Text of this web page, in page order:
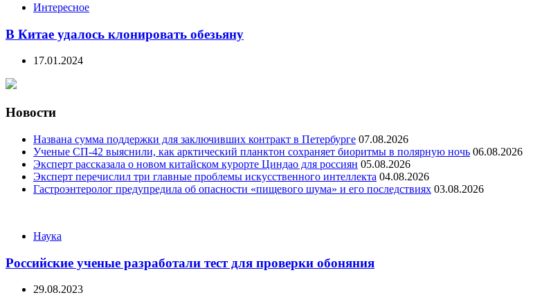
Интересное
В Китае удалось клонировать обезьяну
17.01.2024
Новости
Названа сумма поддержки для заключивших контракт в Петербурге 07.08.2026
Ученые СП-42 выяснили, как арктический планктон сохраняет биоритмы в полярную ночь 06.08.2026
Эксперт рассказала о новом китайском курорте Циндао для россиян 05.08.2026
Эксперт перечислил три главные проблемы искусственного интеллекта 04.08.2026
Гастроэнтеролог предупредила об опасности «пищевого шума» и его последствиях 03.08.2026
Categories
Наука
Российские ученые разработали тест для проверки обоняния
29.08.2023